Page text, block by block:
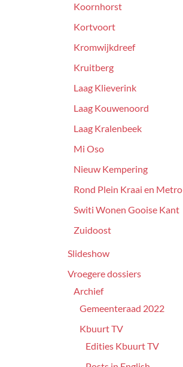
Koornhorst
Kortvoort
Kromwijkdreef
Kruitberg
Laag Klieverink
Laag Kouwenoord
Laag Kralenbeek
Mi Oso
Nieuw Kempering
Rond Plein Kraai en Metro
Switi Wonen Gooise Kant
Zuidoost
Slideshow
Vroegere dossiers
Archief
Gemeenteraad 2022
Kbuurt TV
Edities Kbuurt TV